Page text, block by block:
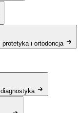
protetyka i ortodoncja